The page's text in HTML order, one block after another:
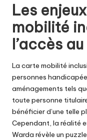
Les
mobilité
l’accès
La carte mobilité
personnes
aménagements tels
toute personne
bénéficier d’une telle
Cependant, la réalité
Warda révèle un